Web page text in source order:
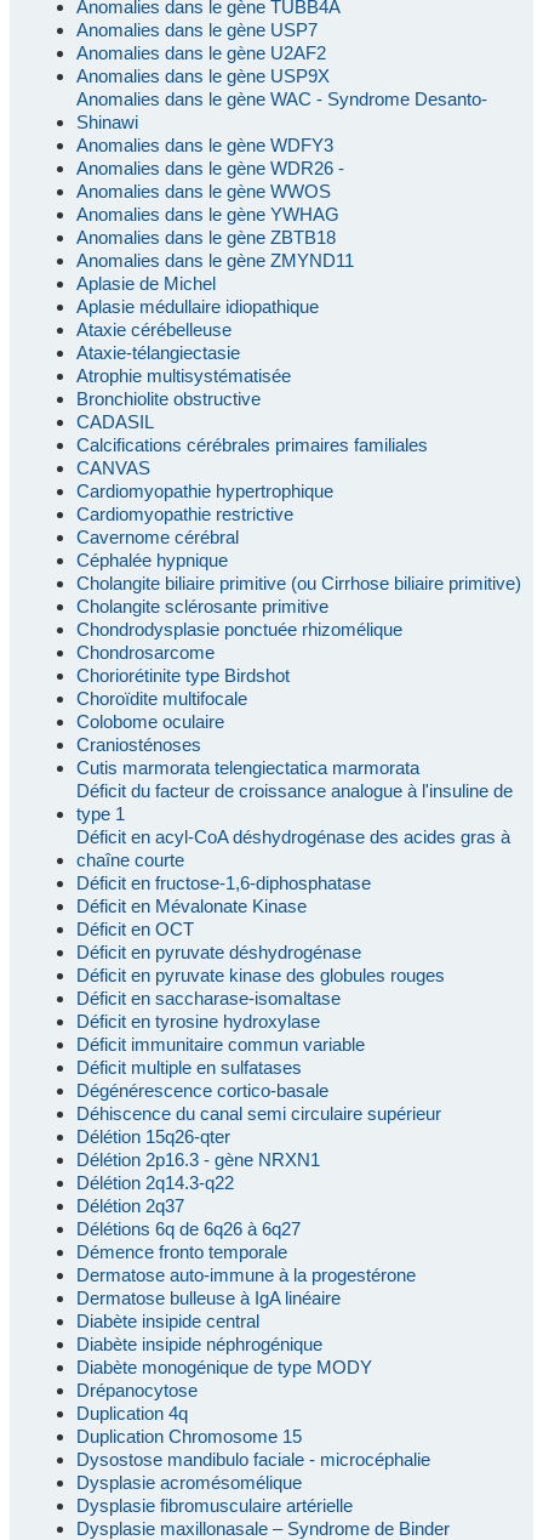
Anomalies dans le gène TUBB4A
Anomalies dans le gène USP7
Anomalies dans le gène U2AF2
Anomalies dans le gène USP9X
Anomalies dans le gène WAC - Syndrome Desanto-
Shinawi
Anomalies dans le gène WDFY3
Anomalies dans le gène WDR26 -
Anomalies dans le gène WWOS
Anomalies dans le gène YWHAG
Anomalies dans le gène ZBTB18
Anomalies dans le gène ZMYND11
Aplasie de Michel
Aplasie médullaire idiopathique
Ataxie cérébelleuse
Ataxie-télangiectasie
Atrophie multisystématisée
Bronchiolite obstructive
CADASIL
Calcifications cérébrales primaires familiales
CANVAS
Cardiomyopathie hypertrophique
Cardiomyopathie restrictive
Cavernome cérébral
Céphalée hypnique
Cholangite biliaire primitive (ou Cirrhose biliaire primitive)
Cholangite sclérosante primitive
Chondrodysplasie ponctuée rhizomélique
Chondrosarcome
Choriorétinite type Birdshot
Choroïdite multifocale
Colobome oculaire
Craniosténoses
Cutis marmorata telengiectatica marmorata
Déficit du facteur de croissance analogue à l'insuline de
type 1
Déficit en acyl-CoA déshydrogénase des acides gras à
chaîne courte
Déficit en fructose-1,6-diphosphatase
Déficit en Mévalonate Kinase
Déficit en OCT
Déficit en pyruvate déshydrogénase
Déficit en pyruvate kinase des globules rouges
Déficit en saccharase-isomaltase
Déficit en tyrosine hydroxylase
Déficit immunitaire commun variable
Déficit multiple en sulfatases
Dégénérescence cortico-basale
Déhiscence du canal semi circulaire supérieur
Délétion 15q26-qter
Délétion 2p16.3 - gène NRXN1
Délétion 2q14.3-q22
Délétion 2q37
Délétions 6q de 6q26 à 6q27
Démence fronto temporale
Dermatose auto-immune à la progestérone
Dermatose bulleuse à IgA linéaire
Diabète insipide central
Diabète insipide néphrogénique
Diabète monogénique de type MODY
Drépanocytose
Duplication 4q
Duplication Chromosome 15
Dysostose mandibulo faciale - microcéphalie
Dysplasie acromésomélique
Dysplasie fibromusculaire artérielle
Dysplasie maxillonasale – Syndrome de Binder